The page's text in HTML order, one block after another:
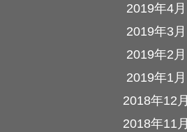
2019年4月
2019年3月
2019年2月
2019年1月
2018年12月
2018年11月